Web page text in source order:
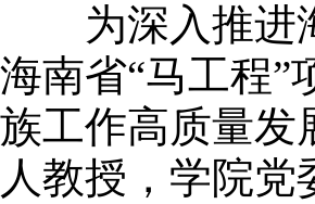
为深入推进海
海南省“马工程”
族工作高质量发
人教授，学院